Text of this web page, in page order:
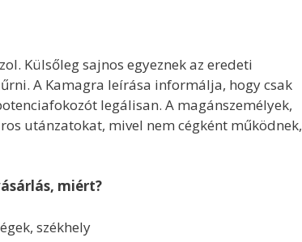
Külsőleg sajnos egyeznek az eredeti
A Kamagra leírása informálja, hogy csak
legálisan. A magánszemélyek,
utánzatokat, mivel nem cégként működnek,
miért?
székhely